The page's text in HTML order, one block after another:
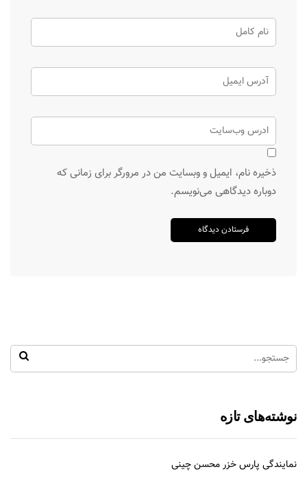
ذخیره نام، ایمیل و وبسایت من در مرورگر برای زمانی که
دوباره دیدگاهی می‌نویسم.
نوشته‌های تازه
نمایندگی پارس خزر محسن چینی